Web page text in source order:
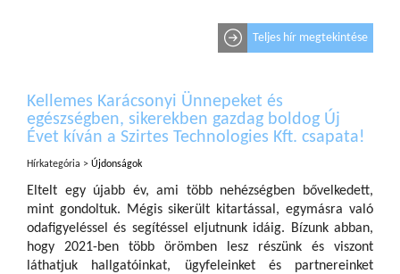
Teljes hír megtekintése
Kellemes Karácsonyi Ünnepeket és
egészségben, sikerekben gazdag boldog Új
Évet kíván a Szirtes Technologies Kft. csapata!
Hírkategória > Újdonságok
Eltelt egy újabb év, ami több nehézségben bővelkedett,
mint gondoltuk. Mégis sikerült kitartással, egymásra való
odafigyeléssel és segítéssel eljutnunk idáig. Bízunk abban,
hogy 2021-ben több örömben lesz részünk és viszont
láthatjuk hallgatóinkat, ügyfeleinket és partnereinket